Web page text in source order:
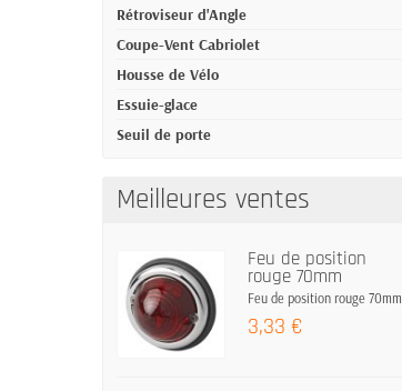
Rétroviseur d'Angle
Coupe-Vent Cabriolet
Housse de Vélo
Essuie-glace
Seuil de porte
Meilleures ventes
Feu de position
rouge 70mm
Feu de position rouge 70mm
3,33 €